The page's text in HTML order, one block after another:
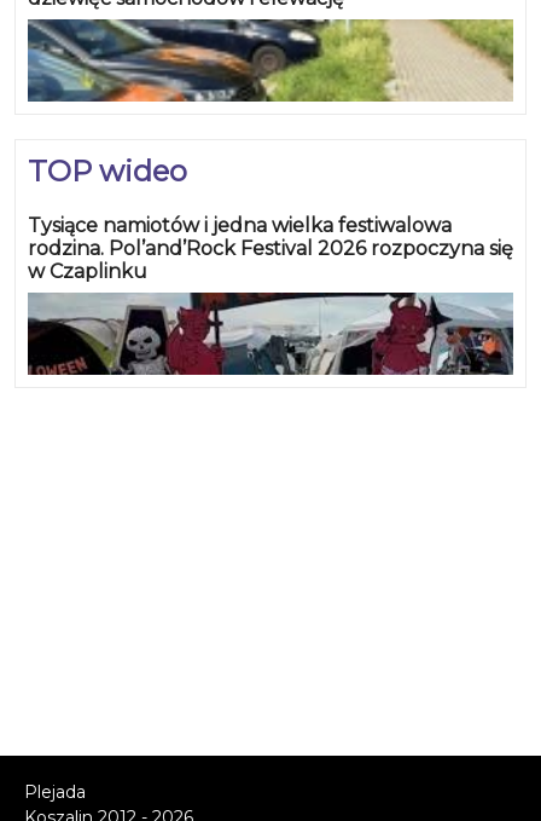
TOP wideo
Tysiące namiotów i jedna wielka festiwalowa
rodzina. Pol’and’Rock Festival 2026 rozpoczyna się
w Czaplinku
Plejada